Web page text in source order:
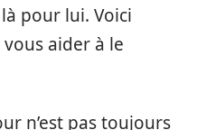
pour lui. Voici
aider à le
n’est pas toujours